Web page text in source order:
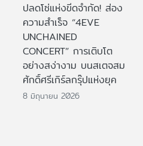
ปลดโซ่แห่งขีดจำกัด! ส่อง
ความสำเร็จ “4EVE
UNCHAINED
CONCERT” การเติบโต
อย่างสง่างาม บนสเตจสม
ศักดิ์ศรีเกิร์ลกรุ๊ปแห่งยุค
8 มิถุนายน 2026